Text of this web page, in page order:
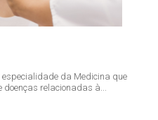
especialidade da Medicina que
doenças relacionadas à...